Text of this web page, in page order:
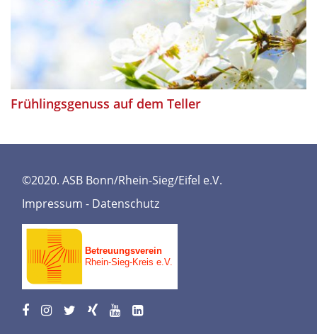
Frühlingsgenuss auf dem Teller
©2020. ASB Bonn/Rhein-Sieg/Eifel e.V.
Impressum - Datenschutz